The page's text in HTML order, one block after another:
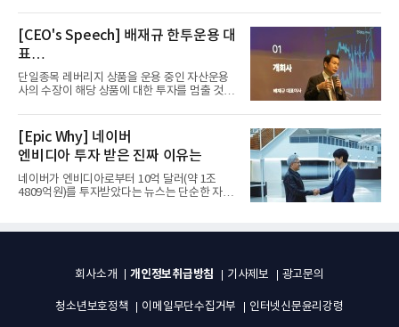
[CEO's Speech] 배재규 한투운용 대
표
“개별종목 레버리지 투자 지금이라도
멈춰라”
단일종목 레버리지 상품을 운용 중인 자산운용
사의 수장이 해당 상품에 대한 투자를 멈출 것을
[Epic Why] 네이버
엔비디아 투자 받은 진짜 이유는
네이버가 엔비디아로부터 10억 달러(약 1조
4809억원)를 투자받았다는 뉴스는 단순한 자금
회사소개 개인정보취급방침 기사제보 광고문의
청소년보호정책 이메일무단수집거부 인터넷신문윤리강령